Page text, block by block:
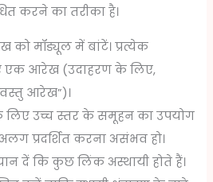
करने का तरीका है।
को मॉड्यूल में बांटें। प्रत्येक
एक आरेख (उदाहरण के लिए,
आरेख”)।
उच्च स्तर के समूहन का उपयोग
प्रदर्शित करना असंभव हो।
दें कि कुछ लिंक अस्थायी होते हैं।